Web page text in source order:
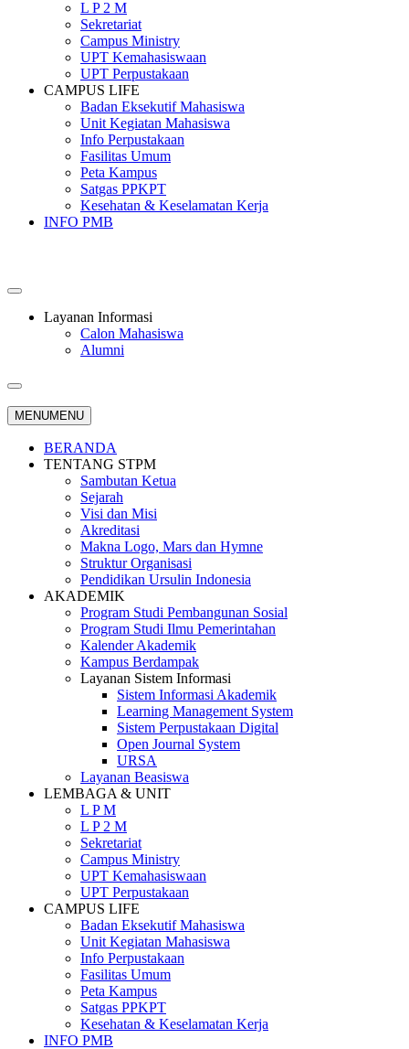
L P 2 M
Sekretariat
Campus Ministry
UPT Kemahasiswaan
UPT Perpustakaan
CAMPUS LIFE
Badan Eksekutif Mahasiswa
Unit Kegiatan Mahasiswa
Info Perpustakaan
Fasilitas Umum
Peta Kampus
Satgas PPKPT
Kesehatan & Keselamatan Kerja
INFO PMB
Layanan Informasi
Calon Mahasiswa
Alumni
MENUMENU
BERANDA
TENTANG STPM
Sambutan Ketua
Sejarah
Visi dan Misi
Akreditasi
Makna Logo, Mars dan Hymne
Struktur Organisasi
Pendidikan Ursulin Indonesia
AKADEMIK
Program Studi Pembangunan Sosial
Program Studi Ilmu Pemerintahan
Kalender Akademik
Kampus Berdampak
Layanan Sistem Informasi
Sistem Informasi Akademik
Learning Management System
Sistem Perpustakaan Digital
Open Journal System
URSA
Layanan Beasiswa
LEMBAGA & UNIT
L P M
L P 2 M
Sekretariat
Campus Ministry
UPT Kemahasiswaan
UPT Perpustakaan
CAMPUS LIFE
Badan Eksekutif Mahasiswa
Unit Kegiatan Mahasiswa
Info Perpustakaan
Fasilitas Umum
Peta Kampus
Satgas PPKPT
Kesehatan & Keselamatan Kerja
INFO PMB